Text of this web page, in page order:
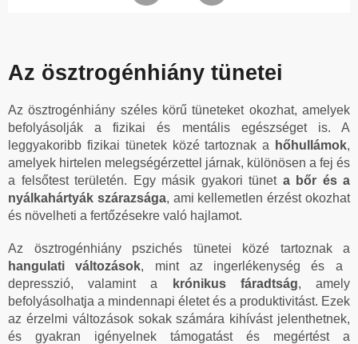
Az ösztrogénhiány tünetei
Az ösztrogénhiány széles körű tüneteket okozhat, amelyek
befolyásolják a fizikai és mentális egészséget is. A
leggyakoribb fizikai tünetek közé tartoznak a
hőhullámok,
amelyek hirtelen melegségérzettel járnak, különösen a fej és
a felsőtest területén. Egy másik gyakori tünet a bőr és a
nyálkahártyák szárazsága, ami kellemetlen érzést okozhat
és növelheti a fertőzésekre való hajlamot.
Az ösztrogénhiány pszichés tünetei közé tartoznak a
hangulati változások, mint az ingerlékenység és a
depresszió, valamint a
krónikus fáradtság, amely
befolyásolhatja a mindennapi életet és a produktivitást. Ezek
az érzelmi változások sokak számára kihívást jelenthetnek,
és gyakran igényelnek támogatást és megértést a